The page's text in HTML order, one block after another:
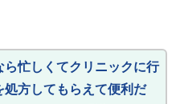
ら忙しくてクリニックに行
処方してもらえて便利だ